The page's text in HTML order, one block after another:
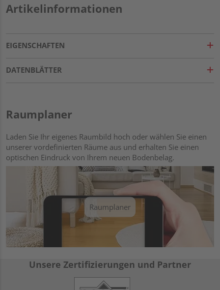
Artikelinformationen
EIGENSCHAFTEN
DATENBLÄTTER
Raumplaner
Laden Sie Ihr eigenes Raumbild hoch oder wählen Sie einen
unserer vordefinierten Räume aus und erhalten Sie einen
optischen Eindruck von Ihrem neuen Bodenbelag.
Raumplaner
Unsere Zertifizierungen und Partner